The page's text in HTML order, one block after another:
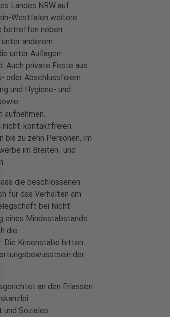
Landes NRW auf
Westfalen weitere
betreffen neben
anderem
unter Auflagen
Auch private Feste aus
oder Abschlussfeiern
und Hygiene- und
aufnehmen.
nicht-kontaktfreien
zu zehn Personen, im
im Breiten- und
die beschlossenen
für das Verhalten am
bei Nicht-
eines Mindestabstands
die
Die Krisenstäbe bitten
der
an den Erlassen
und Soziales